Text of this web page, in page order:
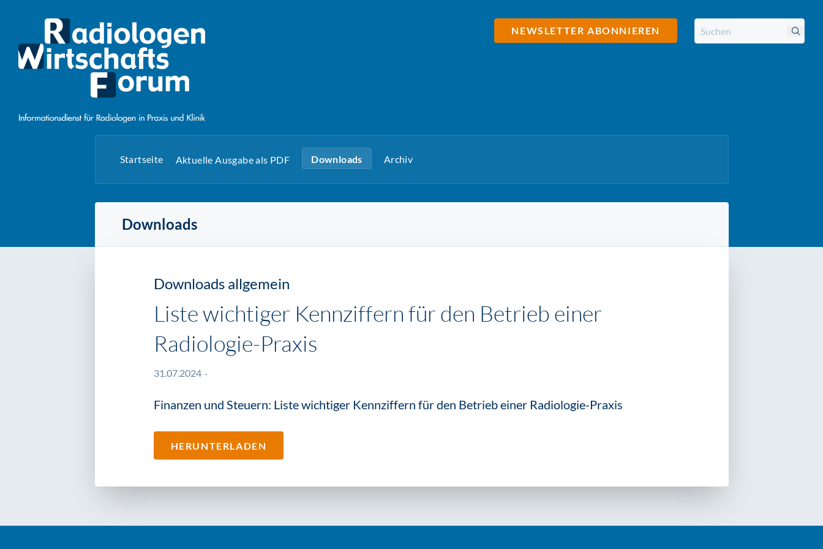
NEWSLETTER ABONNIEREN
Startseite Aktuelle Ausgabe als PDF Downloads Archiv
Downloads
Downloads allgemein
Liste wichtiger Kennziffern für den Betrieb einer
Radiologie-Praxis
31.07.2024
Finanzen und Steuern: Liste wichtiger Kennziffern für den Betrieb einer Radiologie-Praxis
HERUNTERLADEN